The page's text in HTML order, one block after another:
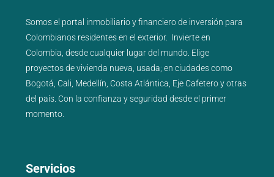
Somos el portal inmobiliarioyfinancierode inversión para
Colombianos residentes en el exterior. Invierte en
Colombia, desde cualquier lugar del mundo. Elige
proyectos devivienda nueva usada; en ciudades como
Bogotá Cali Medellín Costa Atlántica Eje Cafeteroyotras
del país . Con la confianza y seguridad desde el primer
momento.
Servicios